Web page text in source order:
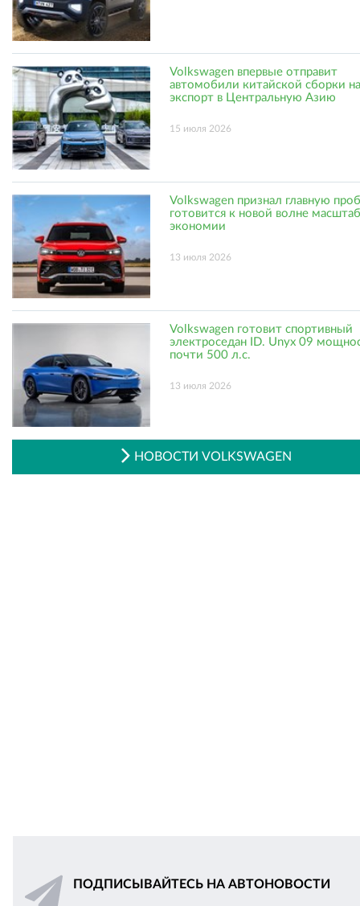
Volkswagen впервые отправит
автомобили китайской сборки на
экспорт в Центральную Азию
15 июля 2026
Volkswagen признал главную
готовится к новой волне
экономии
13 июля 2026
Volkswagen готовит спортивный
электроседан ID. Unyx 09
почти 500 л.с.
13 июля 2026
НОВОСТИ VOLKSWAGEN
ПОДПИСЫВАЙТЕСЬ НА АВТОНОВОСТИ